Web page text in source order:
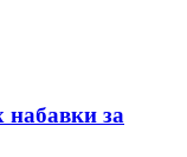
набавки за